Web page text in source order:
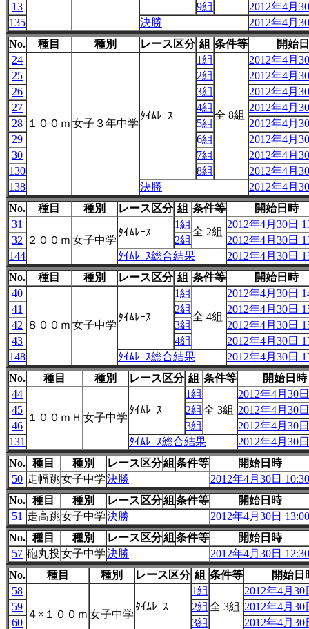
13
9組
2012年4月
135
決勝
2012年4月
No.
種目 種別 レース区分 組 条件等
開始
24
１００ｍ 女子３年中学
ﾀｲﾑﾚｰｽ
1組
全 8組
2012年4月
25
2組
2012年4月
26
3組
2012年4月
27
4組
2012年4月
28
5組
2012年4月
29
6組
2012年4月
30
7組
2012年4月
130
8組
2012年4月
138
決勝
2012年4月
No.
種目 種別 レース区分 組 条件等
開始日時
31
２００ｍ 女子中学
ﾀｲﾑﾚｰｽ
1組
全 2組
2012年4月30日
32
2組
2012年4月30日
144
ﾀｲﾑﾚｰｽ総合結果
2012年4月30日
No.
種目 種別 レース区分 組 条件等
開始日時
40
８００ｍ 女子中学
ﾀｲﾑﾚｰｽ
1組
全 4組
2012年4月30日
41
2組
2012年4月30日
42
3組
2012年4月30日
43
4組
2012年4月30日
148
ﾀｲﾑﾚｰｽ総合結果
2012年4月30日
No.
種目 種別 レース区分 組 条件等
開始日時
44
１００ｍＨ 女子中学
ﾀｲﾑﾚｰｽ
1組
全 3組
2012年4月30
45
2組
2012年4月30
46
3組
2012年4月30
131
ﾀｲﾑﾚｰｽ総合結果
2012年4月30
No. 種目 種別 レース区分組 条件等
開始日時
50 走幅跳女子中学決勝
2012年4月30日 10:30
No. 種目 種別 レース区分組 条件等
開始日時
51 走高跳女子中学決勝
2012年4月30日 13:00
No. 種目 種別 レース区分組 条件等
開始日時
57 砲丸投女子中学決勝
2012年4月30日 12:30
No.
種目 種別 レース区分 組 条件等
開始日
58
４×１００ｍ 女子中学
ﾀｲﾑﾚｰｽ
1組
全 3組
2012年4月30
59
2組
2012年4月30
60
3組
2012年4月30